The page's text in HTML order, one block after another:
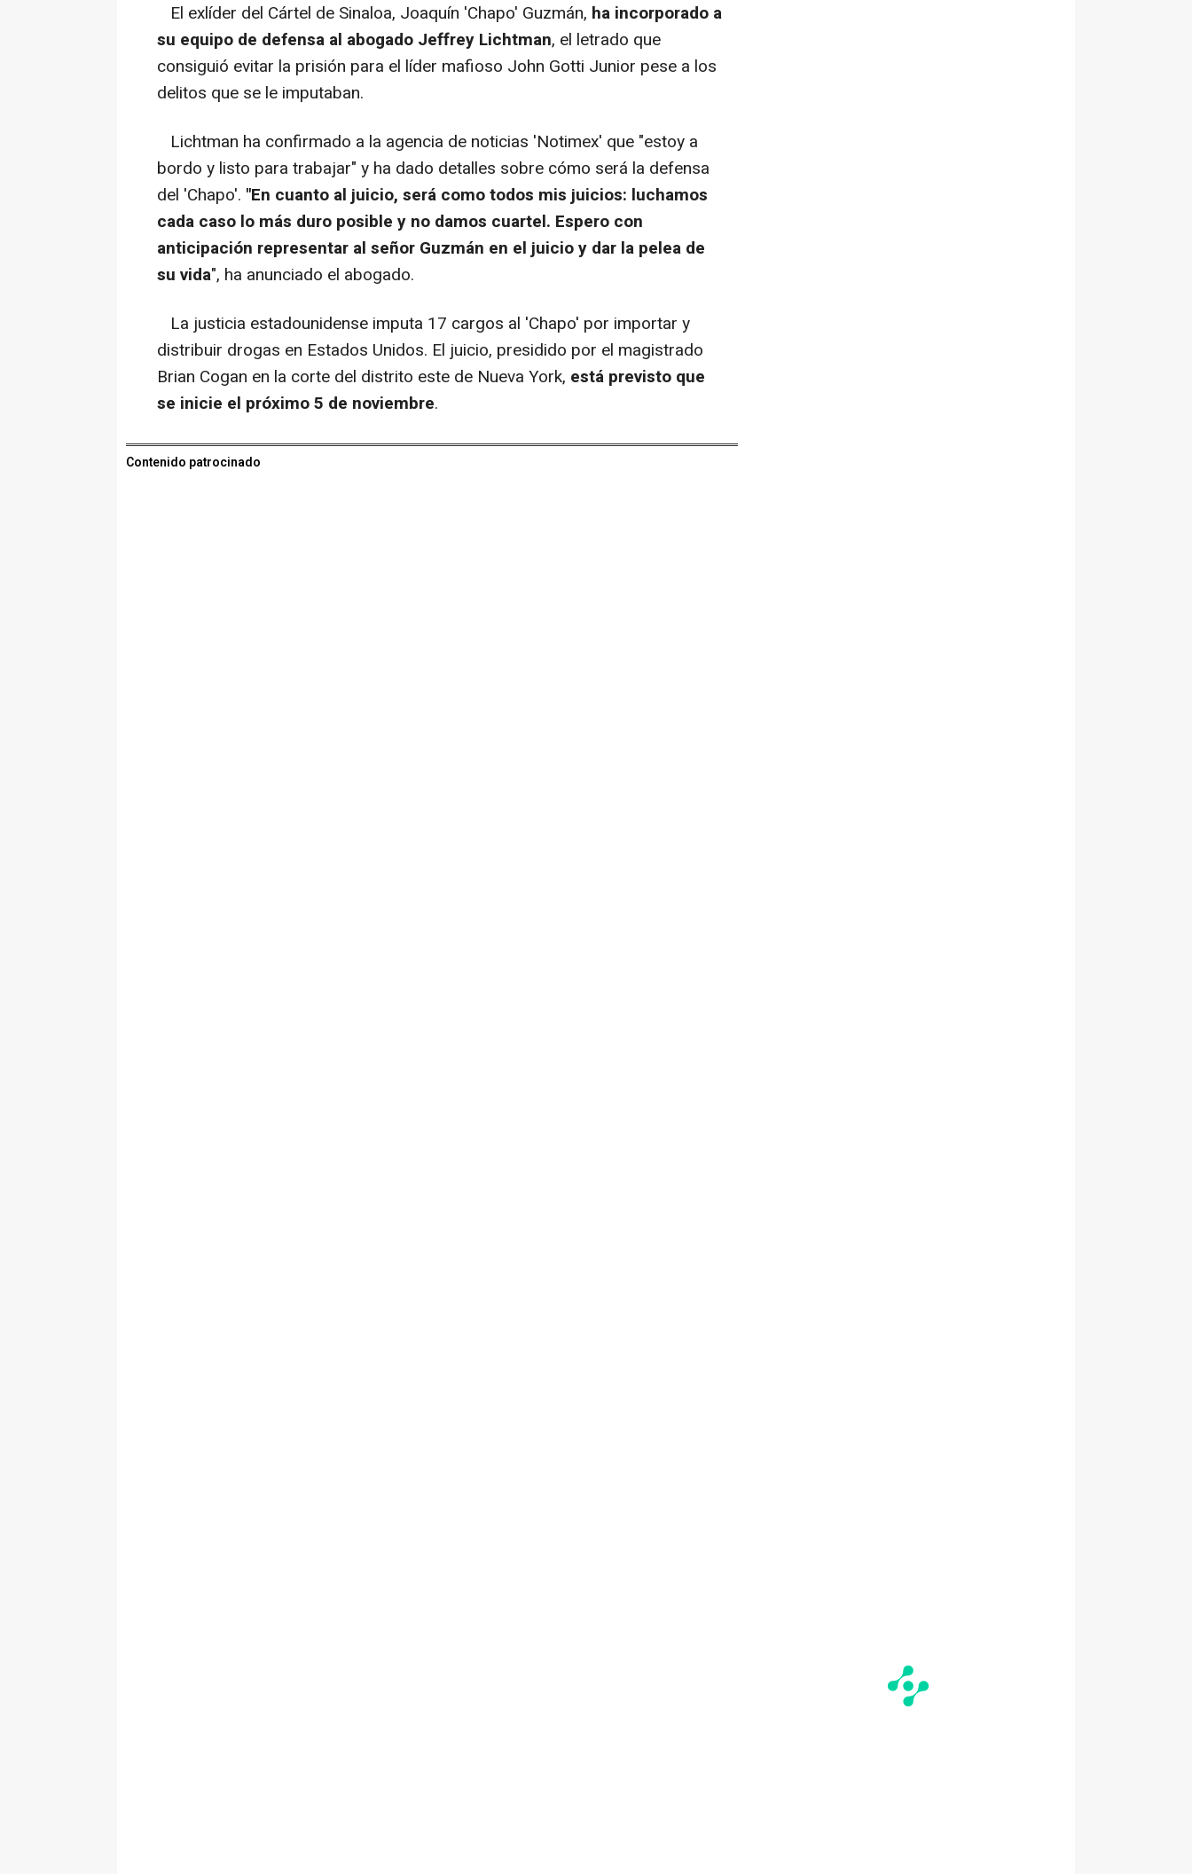
El exlíder del Cártel de Sinaloa, Joaquín 'Chapo' Guzmán, ha incorporado a
su equipo de defensa al abogado Jeffrey Lichtman, el letrado que
consiguió evitar la prisión para el líder mafioso John Gotti Junior pese a los
delitos que se le imputaban.
Lichtman ha confirmado a la agencia de noticias 'Notimex' que "estoy a
bordo y listo para trabajar" y ha dado detalles sobre cómo será la defensa
del 'Chapo'. "En cuanto al juicio, será como todos mis juicios: luchamos
cada caso lo más duro posible y no damos cuartel. Espero con
anticipación representar al señor Guzmán en el juicio y dar la pelea de
su vida", ha anunciado el abogado.
La justicia estadounidense imputa 17 cargos al 'Chapo' por importar y
distribuir drogas en Estados Unidos. El juicio, presidido por el magistrado
Brian Cogan en la corte del distrito este de Nueva York, está previsto que
se inicie el próximo 5 de noviembre.
Contenido patrocinado